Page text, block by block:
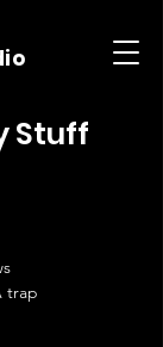
Stuff
trap